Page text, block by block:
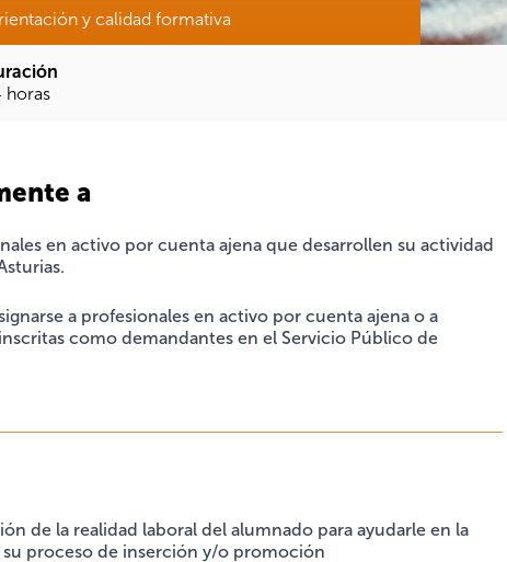
y calidad formativa
horas
a
en activo por cuenta ajena que desarrollen su actividad
a profesionales en activo por cuenta ajena o a
como demandantes en el Servicio Público de
de la realidad laboral del alumnado para ayudarle en la
proceso de inserción y/o promoción